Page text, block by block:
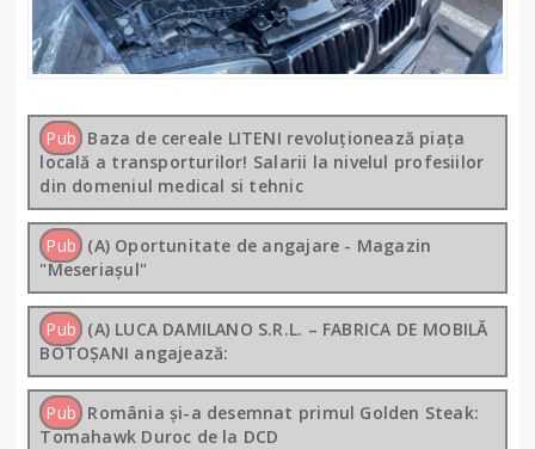
Pub Baza de cereale LITENI revoluționează piața
locală a transporturilor! Salarii la nivelul profesiilor
din domeniul medical si tehnic
Pub (A) Oportunitate de angajare - Magazin
"Meseriașul"
Pub (A) LUCA DAMILANO S.R.L. – FABRICA DE MOBILĂ
BOTOȘANI angajează:
Pub România și-a desemnat primul Golden Steak:
Tomahawk Duroc de la DCD